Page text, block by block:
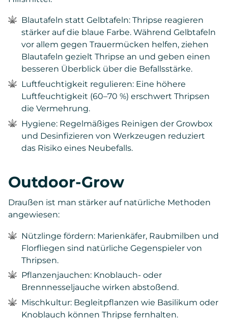
Blautafeln statt Gelbtafeln: Thripse reagieren
stärker auf die blaue Farbe. Während Gelbtafeln
vor allem gegen Trauermücken helfen, ziehen
Blautafeln gezielt Thripse an und geben einen
besseren Überblick über die Befallsstärke.
Luftfeuchtigkeit regulieren: Eine höhere
Luftfeuchtigkeit (60–70 %) erschwert Thripsen
die Vermehrung.
Hygiene: Regelmäßiges Reinigen der Growbox
und Desinfizieren von Werkzeugen reduziert
das Risiko eines Neubefalls.
Outdoor-Grow
Draußen ist man stärker auf natürliche Methoden
angewiesen:
Nützlinge fördern: Marienkäfer, Raubmilben und
Florfliegen sind natürliche Gegenspieler von
Thripsen.
Pflanzenjauchen: Knoblauch- oder
Brennnesseljauche wirken abstoßend.
Mischkultur: Begleitpflanzen wie Basilikum oder
Knoblauch können Thripse fernhalten.